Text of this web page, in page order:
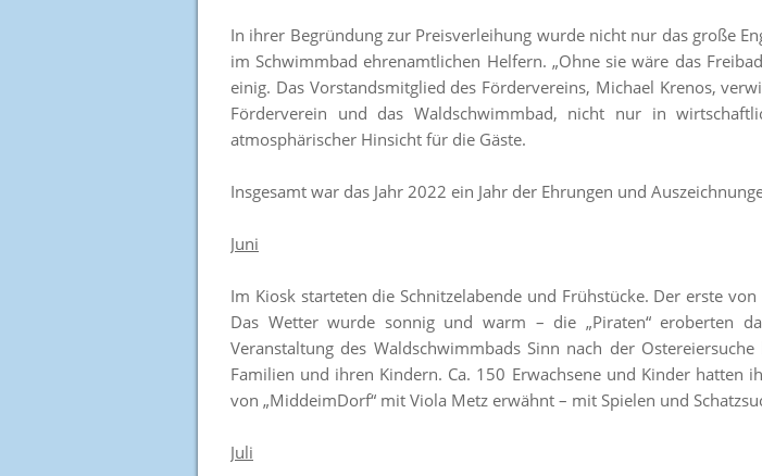
In ihrer Begründung zur Preisverleihung wurde nicht nur das große
im Schwimmbad ehrenamtlichen Helfern. „Ohne sie wäre das
einig. Das Vorstandsmitglied des Fördervereins, Michael Krenos,
Förderverein und das Waldschwimmbad, nicht nur in
atmosphärischer Hinsicht für die Gäste.
Insgesamt war das Jahr 2022 ein Jahr der Ehrungen und
Juni
Im Kiosk starteten die Schnitzelabende und Frühstücke. Der erste
Das Wetter wurde sonnig und warm – die „Piraten“ eroberten
Veranstaltung des Waldschwimmbads Sinn nach der
Familien und ihren Kindern. Ca. 150 Erwachsene und Kinder
von „MiddeimDorf“ mit Viola Metz erwähnt – mit Spielen und
Juli